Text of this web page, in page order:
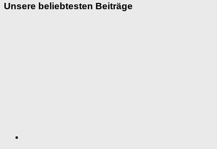
Unsere beliebtesten Beiträge